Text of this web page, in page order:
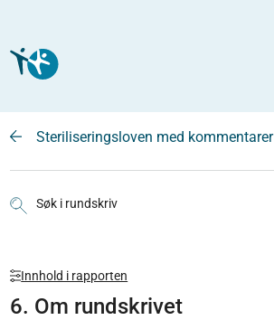
Steriliseringsloven med kommentarer
Søk i rundskriv
Innhold i rapporten
6. Om rundskrivet